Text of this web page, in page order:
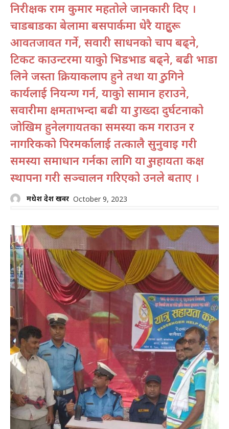
निरीक्षक राम कुमार महतोले जानकारी दिए ।
चाडबाडका बेलामा बसपार्कमा धेरै यात्रुहरू
आवतजावत गर्ने, सवारी साधनको चाप बढ्ने,
टिकट काउन्टरमा यात्रुको भिडभाड बढ्ने, बढी भाडा
लिने जस्ता क्रियाकलाप हुने तथा यात्रु ठगिने
कार्यलाई नियन्त्रण गर्न, यात्रुको सामान हराउने,
सवारीमा क्षमताभन्दा बढी यात्रु राख्दा दुर्घटनाको
जोखिम हुनेलगायतका समस्या कम गराउन र
नागरिकको पिरमर्कालाई तत्कालै सुनुवाइ गरी
समस्या समाधान गर्नका लागि यात्रु सहायता कक्ष
स्थापना गरी सञ्चालन गरिएको उनले बताए ।
मधेश प्रदेश खवर October 9, 2023